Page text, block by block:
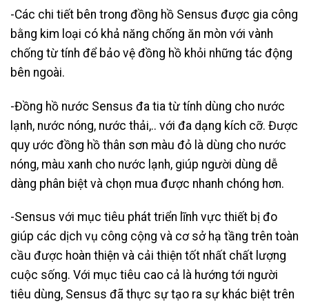
-Các chi tiết bên trong đồng hồ Sensus được gia công
bằng kim loại có khả năng chống ăn mòn với vành
chống từ tính để bảo vệ đồng hồ khỏi những tác động
bên ngoài.
-Đồng hồ nước Sensus đa tia từ tính dùng cho nước
lạnh, nước nóng, nước thải,.. với đa dạng kích cỡ. Được
quy ước đồng hồ thân sơn màu đỏ là dùng cho nước
nóng, màu xanh cho nước lạnh, giúp người dùng dễ
dàng phân biệt và chọn mua được nhanh chóng hơn.
-Sensus với mục tiêu phát triển lĩnh vực thiết bị đo
giúp các dịch vụ công cộng và cơ sở hạ tầng trên toàn
cầu được hoàn thiện và cải thiện tốt nhất chất lượng
cuộc sống. Với mục tiêu cao cả là hướng tới người
tiêu dùng, Sensus đã thực sự tạo ra sự khác biệt trên